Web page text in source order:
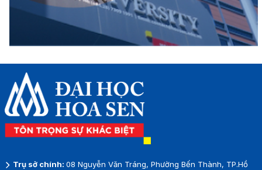
Trụ sở chính: 08 Nguyễn Văn Tráng, Phường Bến Thành, TP.Hồ